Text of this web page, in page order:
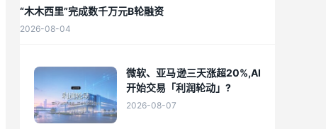
“木木西里”完成数千万元B轮融资
2026-08-04
微软、亚马逊三天涨超20%,AI
开始交易「利润轮动」?
2026-08-07